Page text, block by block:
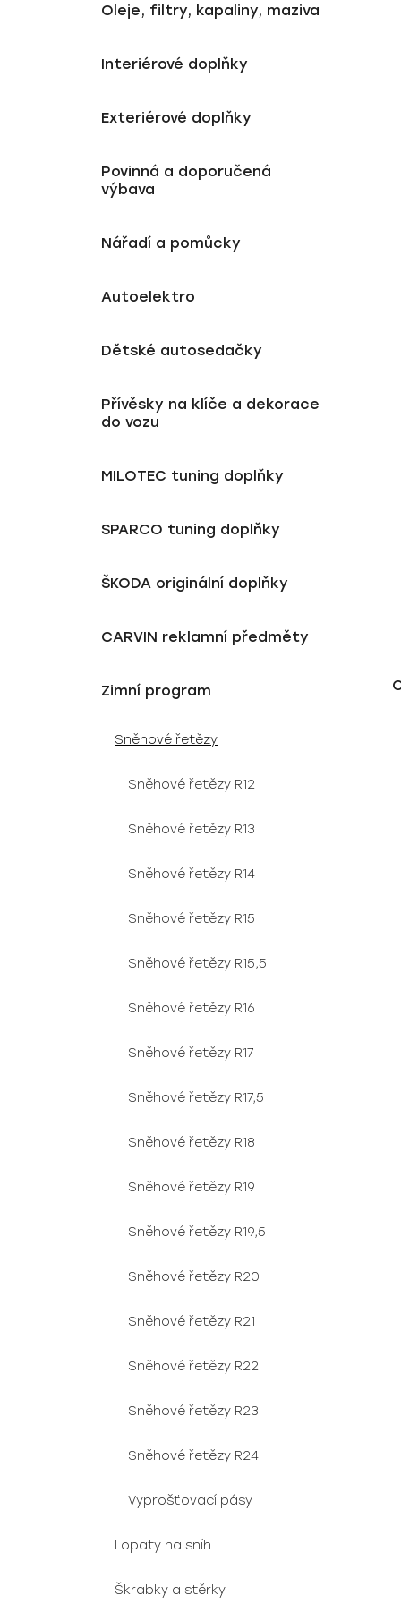
Oleje, filtry, kapaliny, maziva
Interiérové doplňky
Exteriérové doplňky
Povinná a doporučená
výbava
Nářadí a pomůcky
Autoelektro
Dětské autosedačky
Přívěsky na klíče a dekorace
do vozu
MILOTEC tuning doplňky
SPARCO tuning doplňky
ŠKODA originální doplňky
CARVIN reklamní předměty
Zimní program
Sněhové řetězy
Sněhové řetězy R12
Sněhové řetězy R13
Sněhové řetězy R14
Sněhové řetězy R15
Sněhové řetězy R15,5
Sněhové řetězy R16
Sněhové řetězy R17
Sněhové řetězy R17,5
Sněhové řetězy R18
Sněhové řetězy R19
Sněhové řetězy R19,5
Sněhové řetězy R20
Sněhové řetězy R21
Sněhové řetězy R22
Sněhové řetězy R23
Sněhové řetězy R24
Vyprošťovací pásy
Lopaty na sníh
Škrabky a stěrky